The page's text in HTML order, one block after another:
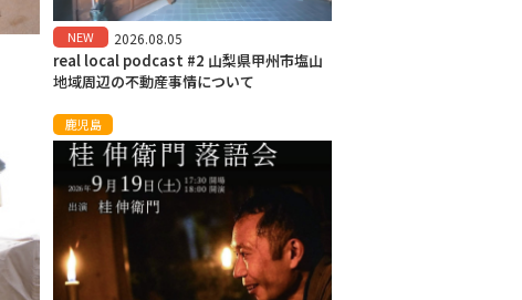
NEW 2026.08.05
real local podcast #2 山梨県甲州市塩山
地域周辺の不動産事情について
鹿児島